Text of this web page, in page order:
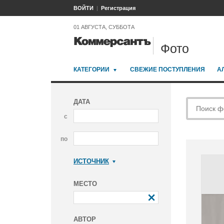
ВОЙТИ Регистрация
01 АВГУСТА, СУББОТА
Фото
КАТЕГОРИИ СВЕЖИЕ ПОСТУПЛЕНИЯ
ДАТА
с
по
ИСТОЧНИК
МЕСТО
АВТОР